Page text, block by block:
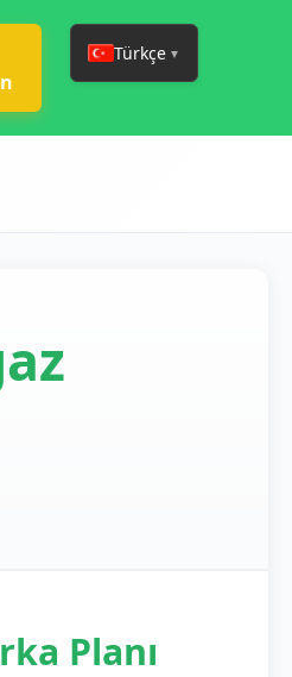
Türkçe ▼
Planı